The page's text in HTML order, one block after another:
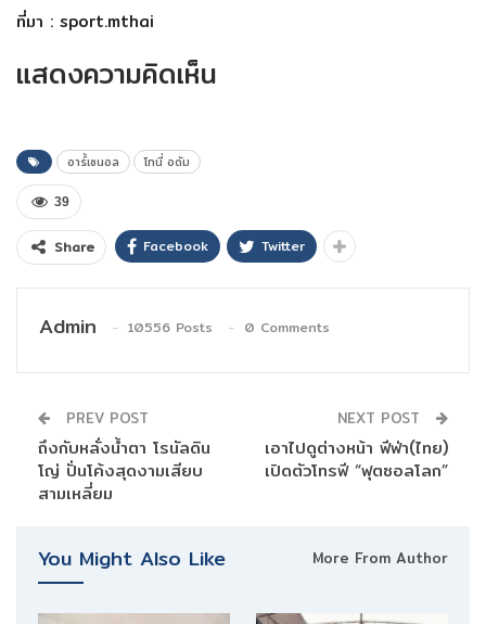
ที่มา : sport.mthai
แสดงความคิดเห็น
อาร์้เซนอล โทนี่ อดัม
39
Share Facebook Twitter
Admin 10556 Posts 0 Comments
PREV POST
ถึงกับหลั่งน้ำตา โรนัลดิน
โญ่ ปั่นโค้งสุดงามเสียบ
สามเหลี่ยม
NEXT POST
เอาไปดูต่างหน้า ฟีฟ่า(ไทย)
เปิดตัวโทรฟี “ฟุตซอลโลก”
You Might Also Like More From Author